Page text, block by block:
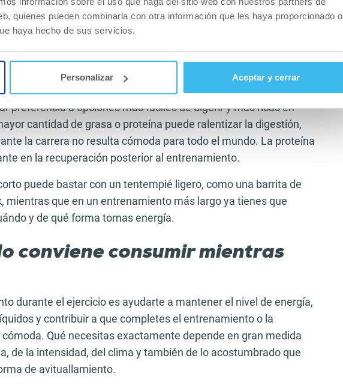
quienes pueden combinarla con otra información que les haya proporcionado o
haya hecho de sus servicios.
Personalizar Aceptar y cerrar
fin de semana o una competición. A algunas personas les va
en ayunas, mientras que otras necesitan una pequeña
digestión: para mucha gente, 2-3 horas pueden resultar más
un almuerzo abundante.
preferencia a opciones más fáciles de digerir y más ricas en
cantidad de grasa o proteína puede ralentizar la digestión,
la carrera no resulta cómoda para todo el mundo. La proteína
en la recuperación posterior al entrenamiento.
puede bastar con un tentempié ligero, como una barrita de
mientras que en un entrenamiento más largo ya tienes que
y de qué forma tomas energía.
conviene consumir mientras
durante el ejercicio es ayudarte a mantener el nivel de energía,
y contribuir a que completes el entrenamiento o la
Qué necesitas exactamente depende en gran medida
de la intensidad, del clima y también de lo acostumbrado que
de avituallamiento.